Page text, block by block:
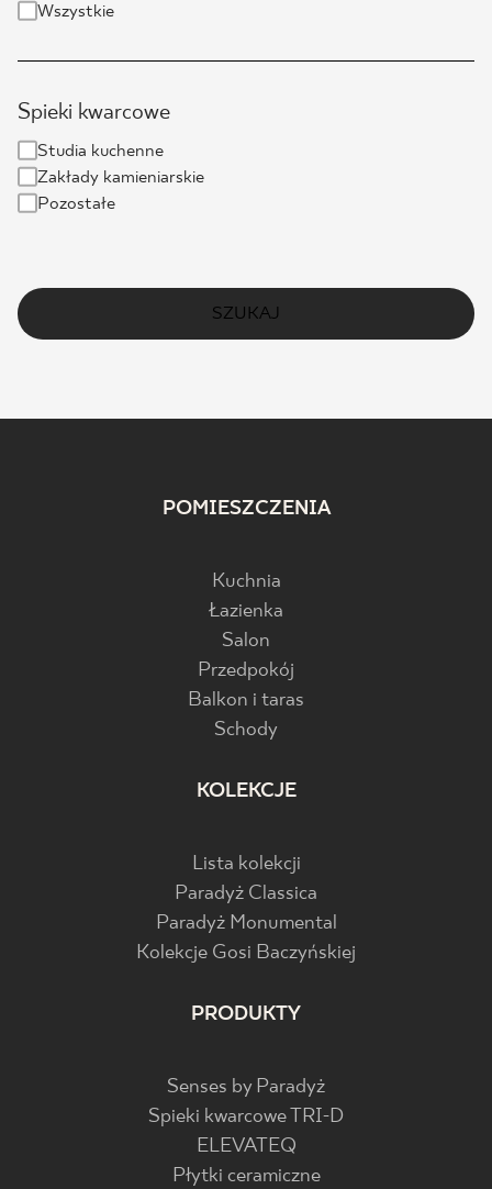
Wszystkie
Spieki kwarcowe
Studia kuchenne
Zakłady kamieniarskie
Pozostałe
SZUKAJ
POMIESZCZENIA
Kuchnia
Łazienka
Salon
Przedpokój
Balkon i taras
Schody
KOLEKCJE
Lista kolekcji
Paradyż Classica
Paradyż Monumental
Kolekcje Gosi Baczyńskiej
PRODUKTY
Senses by Paradyż
Spieki kwarcowe TRI-D
ELEVATEQ
Płytki ceramiczne